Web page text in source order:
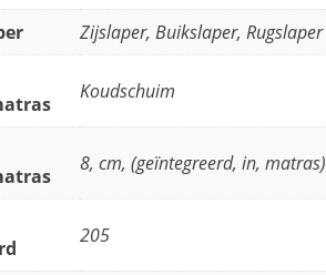
Zijslaper, Buikslaper, Rugslaper
Koudschuim
8, cm, (geïntegreerd, in, matras)
205